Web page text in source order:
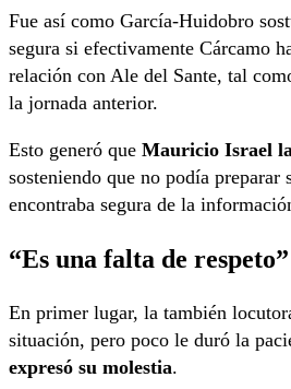
Fue así como García-Huidobro
segura si efectivamente Cárcamo
relación con Ale del Sante, tal
la jornada anterior.
Esto generó que Mauricio Israel
sosteniendo que no podía preparar
encontraba segura de la
“Es una falta de respeto”
En primer lugar, la también
situación, pero poco le duró la
expresó su molestia.